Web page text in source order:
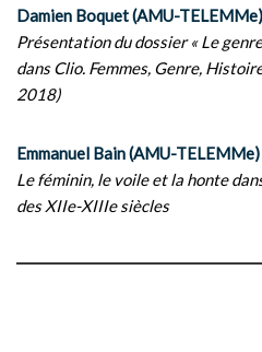
Damien Boquet (AMU-TELEMMe)
Présentation du dossier « Le
dans Clio. Femmes, Genre,
2018)
Emmanuel Bain (AMU-TELEMMe)
Le féminin, le voile et la honte
des XIIe-XIIIe siècles